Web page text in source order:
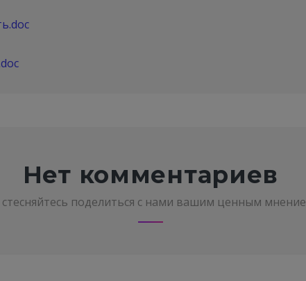
Нет комментариев
поделиться с нами вашим ценным